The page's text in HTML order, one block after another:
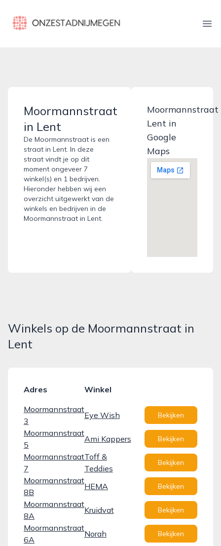
onzestadnijmegen.nl
Moormannstraat
in Lent
De Moormannstraat is een
straat in Lent. In deze
straat vindt je op dit
moment ongeveer 7
winkel(s) en 1 bedrijven.
Hieronder hebben wij een
overzicht uitgewerkt van de
winkels en bedrijven in de
Moormannstraat in Lent.
Moormannstraat
Lent in
Google
Maps
Winkels op de Moormannstraat in
Lent
Adres
Winkel
Moormannstraat
3
Eye Wish Bekijken
Moormannstraat
5
Ami Kappers Bekijken
Moormannstraat
7
Toff &
Teddies
Bekijken
Moormannstraat
8B
HEMA Bekijken
Moormannstraat
8A
Kruidvat Bekijken
Moormannstraat
6A
Norah Bekijken